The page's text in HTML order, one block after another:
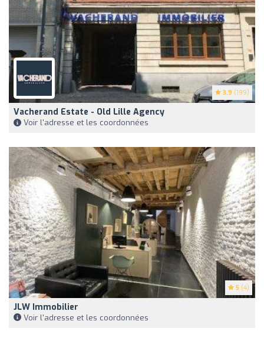
3.9 (199)
Vacherand Estate - Old Lille Agency
Voir l'adresse et les coordonnées
5 (4)
JLW Immobilier
Voir l'adresse et les coordonnées